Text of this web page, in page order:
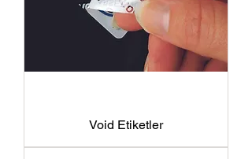
Void Etiketler